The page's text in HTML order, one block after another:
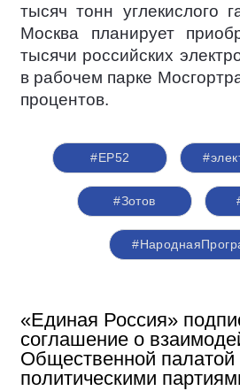
тысяч тонн углекислого
Москва планирует
тысячи российских
в рабочем парке
процентов.
#ЕР52
#Зотов
«Единая Россия»
соглашение о
Общественной
политическими